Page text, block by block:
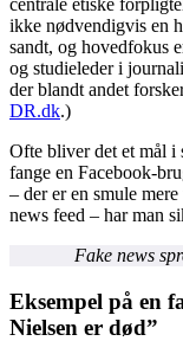
centrale etiske
ikke nødvendigvis en
sandt, og hovedfokus
og studieleder i
der blandt andet
DR.dk.)
Ofte bliver det et mål i
fange en Facebook-
– der er en smule
news feed – har man
Fake news
Eksempel på en
Nielsen er død”